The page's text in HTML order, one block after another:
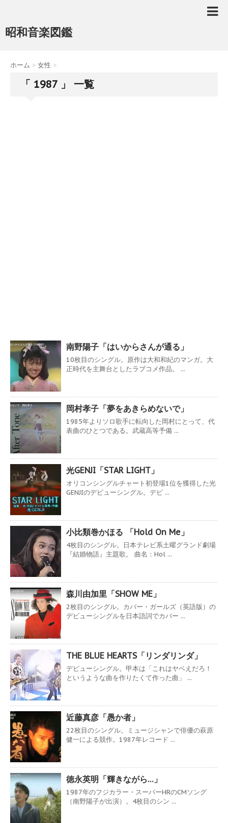
昭和音楽図鑑
ホーム > 女性 >
「 1987 」 一覧
南野陽子「はいからさんが通る」
10枚目のシングル。原作は大和和紀のマンガ。大
正時代を主舞台としたラブコメ作品。 ...
岡村孝子「夢をあきらめないで」
1985年よりソロ歌手に転向した岡村にとって、代
表曲のひとつである。武蔵高等予備 ...
光GENJI「STAR LIGHT」
オリコンシングルチャート初登場1位を獲得した光
GENJIのデビューシングル。デビ ...
小比類巻かほる 「Hold On Me」
4枚目のシングル。日本テレビ系土曜グランド劇場
『結婚物語』主題歌。 曲名：Hol ...
森川由加里「SHOW ME」
2枚目のシングル。カバー・ガールズ（英語版）の
デビューシングルを日本語詞でカバー ...
THE BLUE HEARTS「リンダリンダ」
デビューシングル。甲本は「これはヤベえだろ！
というような曲を作りたくて作った曲」 ...
近藤真彦「愚か者」
22枚目のシングル。ミュージシャンで俳優の萩原
健一による競作。1987年レコード ...
徳永英明「輝きながら…」
1987年のフジカラー・スーパーHRのCMソング
（南野陽子が出演）。4枚目のシン ...